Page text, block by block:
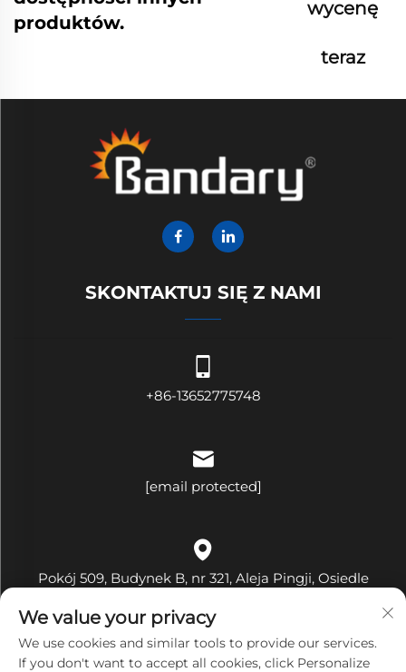
produktów.
wycenę
teraz
SKONTAKTUJ SIĘ Z NAMI
+86-13652775748
[email protected]
Pokój 509, Budynek B, nr 321, Aleja Pingji, Osiedle
Shenzhen, Prowincja Guangdong, Chiny
We value your privacy
We use cookies and similar tools to provide our services.
If you don't want to accept all cookies, click Personalize